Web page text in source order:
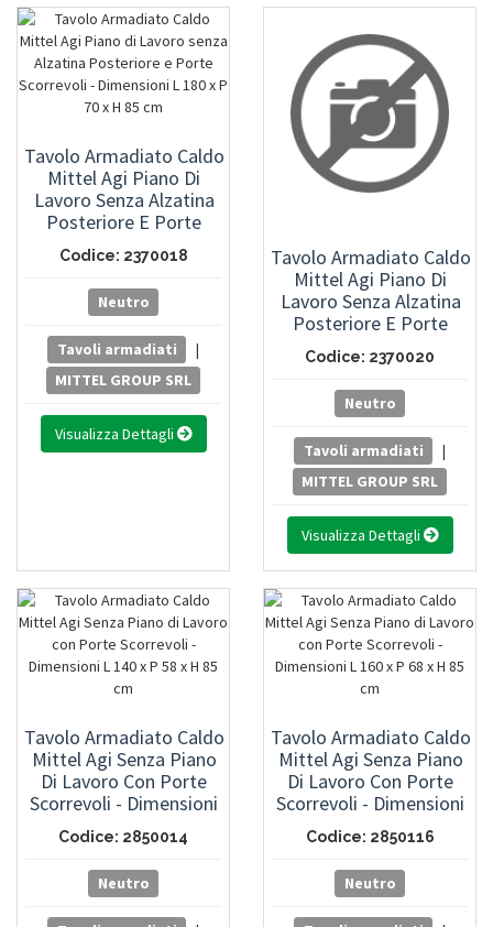
Tavolo Armadiato Caldo
Mittel Agi Piano Di
Lavoro Senza Alzatina
Posteriore E Porte
Scorrevoli - Dimensioni
L 180 X P 70 X H 85 Cm
Codice: 2370018
Neutro
Tavoli armadiati
|
MITTEL GROUP SRL
Visualizza Dettagli
Tavolo Armadiato Caldo
Mittel Agi Piano Di
Lavoro Senza Alzatina
Posteriore E Porte
Scorrevoli - Dimensioni
L 200 X P 70 X H 85 Cm
Codice: 2370020
Neutro
Tavoli armadiati
|
MITTEL GROUP SRL
Visualizza Dettagli
Tavolo Armadiato Caldo
Mittel Agi Senza Piano
Di Lavoro Con Porte
Scorrevoli - Dimensioni
L 140 X P 58 X H 85 Cm
Codice: 2850014
Neutro
Tavolo Armadiato Caldo
Mittel Agi Senza Piano
Di Lavoro Con Porte
Scorrevoli - Dimensioni
L 160 X P 68 X H 85 Cm
Codice: 2850116
Neutro